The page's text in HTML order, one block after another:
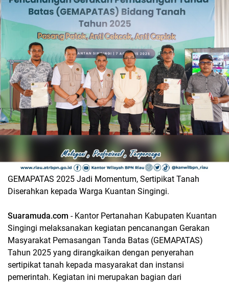
GEMAPATAS 2025 Jadi Momentum, Sertipikat Tanah
Diserahkan kepada Warga Kuantan Singingi.
Suaramuda.com - Kantor Pertanahan Kabupaten Kuantan
Singingi melaksanakan kegiatan pencanangan Gerakan
Masyarakat Pemasangan Tanda Batas (GEMAPATAS)
Tahun 2025 yang dirangkaikan dengan penyerahan
sertipikat tanah kepada masyarakat dan instansi
pemerintah. Kegiatan ini merupakan bagian dari